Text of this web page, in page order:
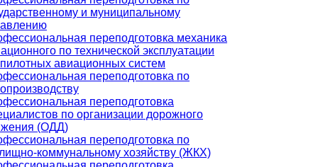
и муниципальному
переподготовка механика
по технической эксплуатации
авиационных систем
переподготовка по
переподготовка
по организации дорожного
(ОДД)
переподготовка по
коммунальному хозяйству (ЖКХ)